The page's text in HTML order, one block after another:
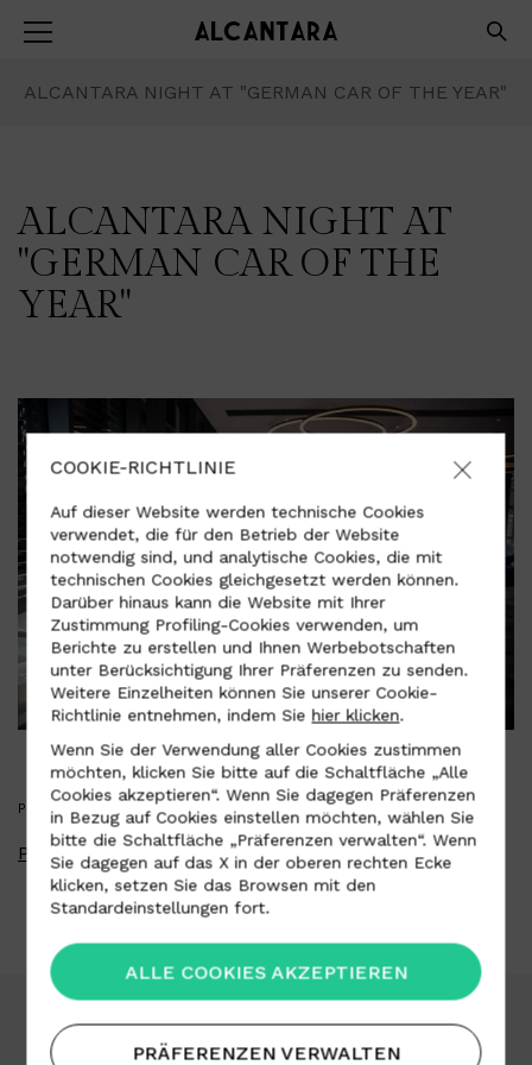
ALCANTARA NIGHT AT "GERMAN CAR OF THE YEAR"
ALCANTARA NIGHT AT
"GERMAN CAR OF THE
YEAR"
PRESS KIT
Presse-Kit herunterladen
Download-Bereich Arbeit mit uns
COOKIE-RICHTLINIE
Auf dieser Website werden technische Cookies
verwendet, die für den Betrieb der Website
notwendig sind, und analytische Cookies, die mit
technischen Cookies gleichgesetzt werden können.
Darüber hinaus kann die Website mit Ihrer
Zustimmung Profiling-Cookies verwenden, um
Berichte zu erstellen und Ihnen Werbebotschaften
unter Berücksichtigung Ihrer Präferenzen zu senden.
Weitere Einzelheiten können Sie unserer Cookie-
Richtlinie entnehmen, indem Sie hier klicken.
Wenn Sie der Verwendung aller Cookies zustimmen
möchten, klicken Sie bitte auf die Schaltfläche „Alle
Cookies akzeptieren“. Wenn Sie dagegen Präferenzen
in Bezug auf Cookies einstellen möchten, wählen Sie
bitte die Schaltfläche „Präferenzen verwalten“. Wenn
Sie dagegen auf das X in der oberen rechten Ecke
klicken, setzen Sie das Browsen mit den
Standardeinstellungen fort.
ALLE COOKIES AKZEPTIEREN
PRÄFERENZEN VERWALTEN